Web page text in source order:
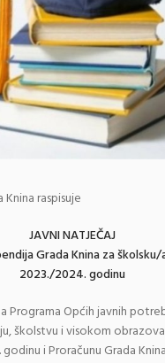
raspisuje
JAVNI NATJEČAJ
Grada Knina za
2023./2024. godinu
Programa Općih javnih
školstvu i visokom
i Proračunu Grada